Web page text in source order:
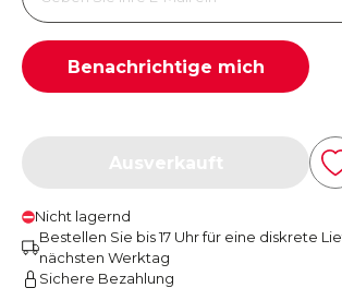
Benachrichtige mich
Nicht lagernd
Bestellen Sie bis 17 Uhr für eine diskrete
nächsten Werktag
Sichere Bezahlung